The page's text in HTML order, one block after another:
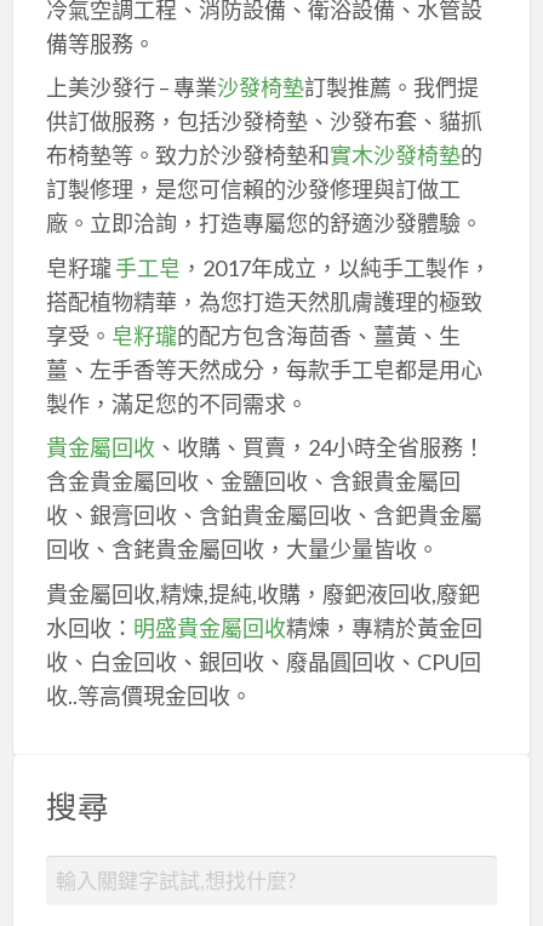
冷氣空調工程、消防設備、衛浴設備、水管設
備等服務。
上美沙發行 – 專業沙發椅墊訂製推薦。我們提
供訂做服務，包括沙發椅墊、沙發布套、貓抓
布椅墊等。致力於沙發椅墊和實木沙發椅墊的
訂製修理，是您可信賴的沙發修理與訂做工
廠。立即洽詢，打造專屬您的舒適沙發體驗。
皂籽瓏手工皂 ，2017年成立，以純手工製作，
搭配植物精華，為您打造天然肌膚護理的極致
享受。 皂籽瓏的配方包含海茴香、薑黃、生
薑、左手香等天然成分，每款手工皂都是用心
製作，滿足您的不同需求。
貴金屬回收、收購、買賣，24小時全省服務！
含金貴金屬回收、金鹽回收、含銀貴金屬回
收、銀膏回收、含鉑貴金屬回收、含鈀貴金屬
回收、含銠貴金屬回收，大量少量皆收。
貴金屬回收,精煉,提純,收購，廢鈀液回收,廢鈀
水回收： 明盛貴金屬回收精煉，專精於黃金回
收、白金回收、銀回收、廢晶圓回收、CPU回
收..等高價現金回收。
搜尋